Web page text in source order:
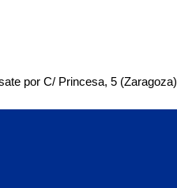
por C/ Princesa, 5 (Zaragoza)